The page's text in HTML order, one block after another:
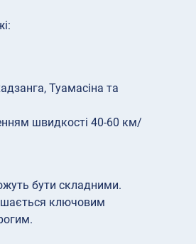
Туамасіна та
швидкості 40-60 км/
бути складними.
ключовим